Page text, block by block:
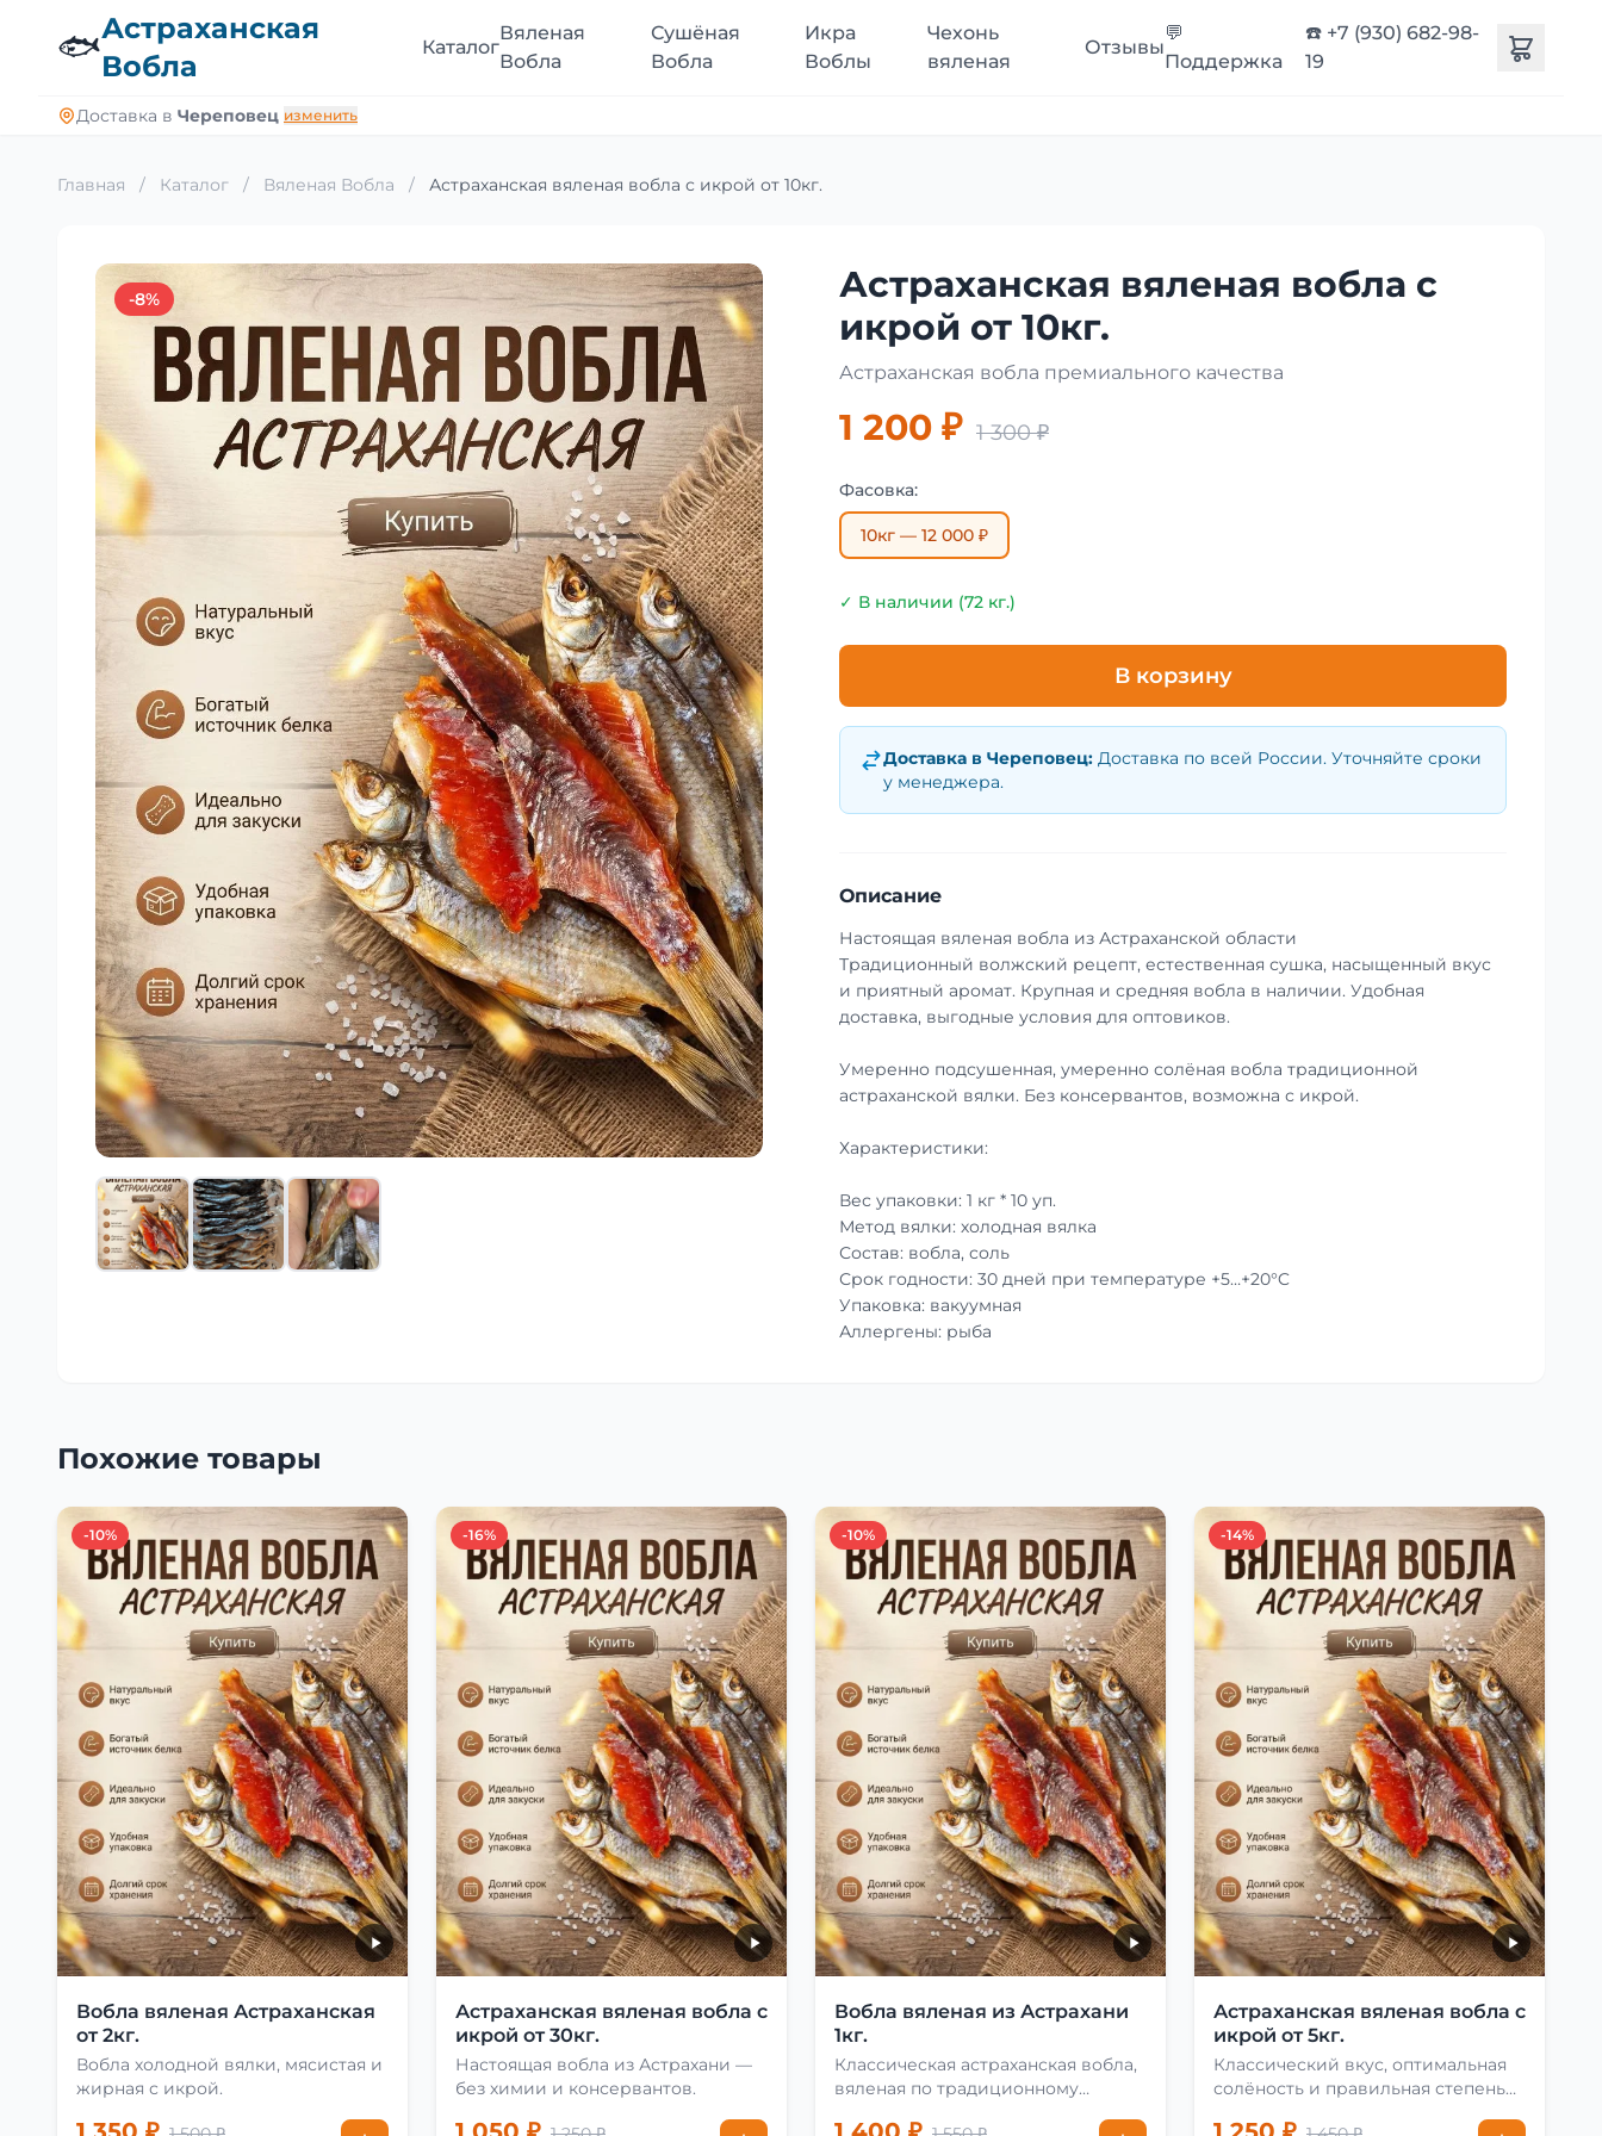
🐟Астраханская
Вобла
Каталог
Вяленая
Вобла
Сушёная
Вобла
Икра
Воблы
Чехонь
вяленая
Отзывы
💬
Поддержка
☎️ +7 (930) 682-98-
19
Доставка в Череповец изменить
Главная / Каталог / Вяленая Вобла / Астраханская вяленая вобла с икрой от 10кг.
-8%
Астраханская вяленая вобла с
икрой от 10кг.
Астраханская вобла премиального качества
1 200 ₽ 1 300 ₽
Фасовка:
10кг — 12 000 ₽
✓ В наличии (72 кг.)
В корзину
Доставка в Череповец: Доставка по всей России. Уточняйте сроки
у менеджера.
Описание
Настоящая вяленая вобла из Астраханской области
Традиционный волжский рецепт, естественная сушка, насыщенный вкус
и приятный аромат. Крупная и средняя вобла в наличии. Удобная
доставка, выгодные условия для оптовиков.
Умеренно подсушенная, умеренно солёная вобла традиционной
астраханской вялки. Без консервантов, возможна с икрой.
Характеристики:
Вес упаковки: 1 кг * 10 уп.
Метод вялки: холодная вялка
Состав: вобла, соль
Срок годности: 30 дней при температуре +5…+20°C
Упаковка: вакуумная
Аллергены: рыба
Похожие товары
-10%
Вобла вяленая Астраханская
от 2кг.
Вобла холодной вялки, мясистая и
жирная с икрой.
-16%
Астраханская вяленая вобла с
икрой от 30кг.
Настоящая вобла из Астрахани —
без химии и консервантов.
-10%
Вобла вяленая из Астрахани
1кг.
Классическая астраханская вобла,
вяленая по традиционному
-14%
Астраханская вяленая вобла с
икрой от 5кг.
Классический вкус, оптимальная
солёность и правильная степень